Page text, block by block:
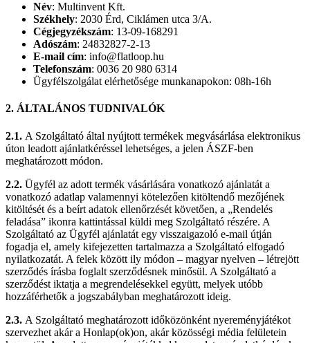
Név: Multinvent Kft.
Székhely: 2030 Érd, Ciklámen utca 3/A.
Cégjegyzékszám: 13-09-168291
Adószám: 24832827-2-13
E-mail cím: info@flatloop.hu
Telefonszám: 0036 20 980 6314
Ügyfélszolgálat elérhetősége munkanapokon: 08h-16h
2. ÁLTALÁNOS TUDNIVALÓK
2.1. A Szolgáltató által nyújtott termékek megvásárlása elektronikus
úton leadott ajánlatkéréssel lehetséges, a jelen ÁSZF-ben
meghatározott módon.
2.2. Ügyfél az adott termék vásárlására vonatkozó ajánlatát a
vonatkozó adatlap valamennyi kötelezően kitöltendő mezőjének
kitöltését és a beírt adatok ellenőrzését követően, a „Rendelés
feladása” ikonra kattintással küldi meg Szolgáltató részére. A
Szolgáltató az Ügyfél ajánlatát egy visszaigazoló e-mail útján
fogadja el, amely kifejezetten tartalmazza a Szolgáltató elfogadó
nyilatkozatát. A felek között ily módon – magyar nyelven – létrejött
szerződés írásba foglalt szerződésnek minősül. A Szolgáltató a
szerződést iktatja a megrendelésekkel együtt, melyek utóbb
hozzáférhetők a jogszabályban meghatározott ideig.
2.3. A Szolgáltató meghatározott időközönként nyereményjátékot
szervezhet akár a Honlap(ok)on, akár közösségi média felületein